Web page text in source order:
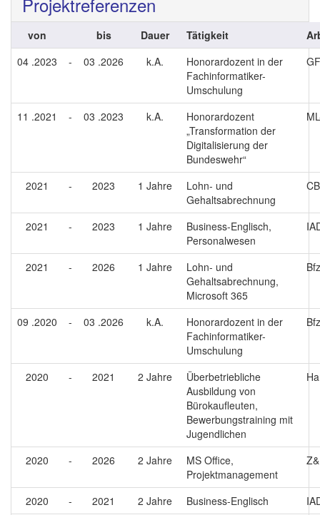
von bis Dauer Tätigkeit
04 .2023
- 03 .2026 k.A.
Honorardozent in der
Fachinformatiker-
Umschulung
11 .2021 - 03 .2023 k.A.
Honorardozent
„Transformation der
Digitalisierung der
Bundeswehr“
2021 - 2023 1 Jahre
Lohn- und
Gehaltsabrechnung
2021 - 2023 1 Jahre
Business-Englisch,
Personalwesen
2021 - 2026 1 Jahre
Lohn- und
Gehaltsabrechnung,
Microsoft 365
09 .2020 - 03 .2026 k.A.
Honorardozent in der
Fachinformatiker-
Umschulung
2020 - 2021 2 Jahre
Überbetriebliche
Ausbildung von
Bürokaufleuten,
Bewerbungstraining mit
Jugendlichen
2020 - 2026 2 Jahre
MS Office,
Projektmanagement
2020 - 2021 2 Jahre Business-Englisch